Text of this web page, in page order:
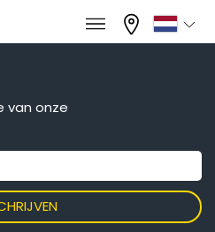
×
×
taal
van onze